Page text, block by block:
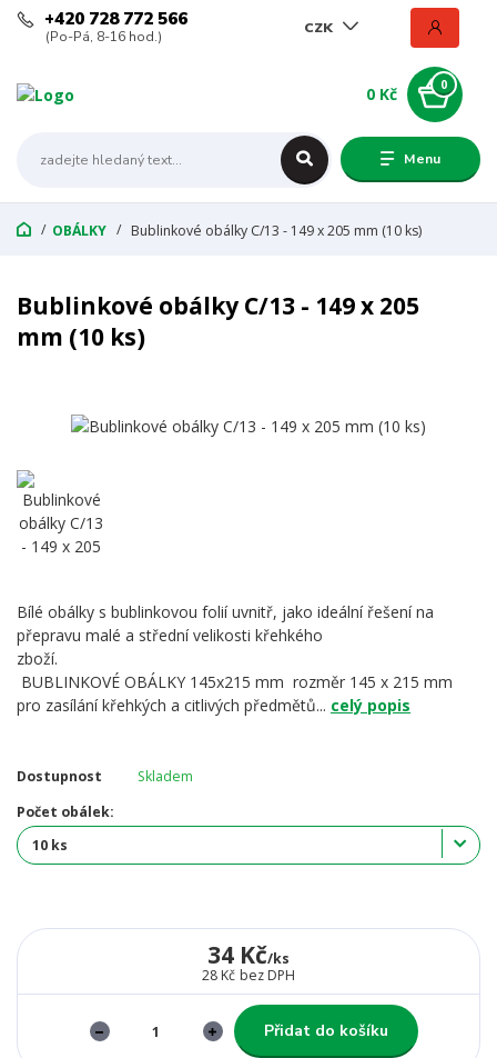
Menu
CZK
+420 728 772 566
(Po-Pá, 8-16 hod.)
0
0 Kč
OBÁLKY Bublinkové obálky C/13 - 149 x 205 mm (10 ks)
Bublinkové obálky C/13 - 149 x 205
mm (10 ks)
Bílé obálky s bublinkovou folií uvnitř, jako ideální řešení na
přepravu malé a střední velikosti křehkého
zboží.
BUBLINKOVÉ OBÁLKY 145x215 mm rozměr 145 x 215 mm
pro zasílání křehkých a citlivých předmětů... celý popis
Dostupnost
Skladem
Počet obálek:
34 Kč/ks
28 Kč bez DPH
Přidat do košíku